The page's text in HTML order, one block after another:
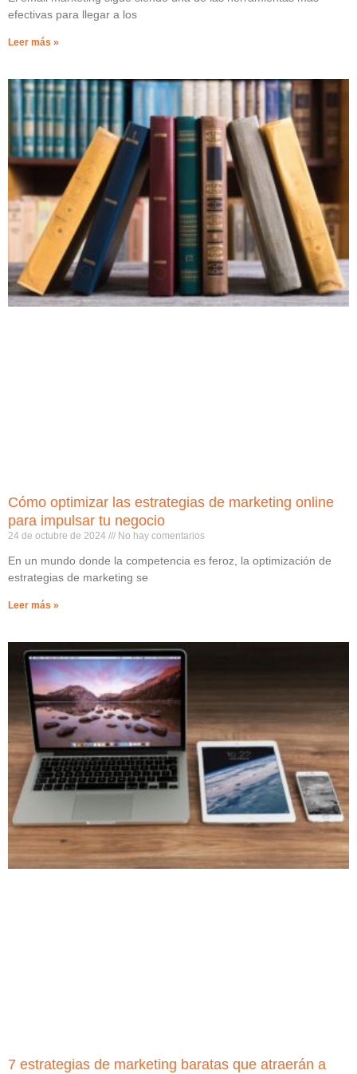
efectivas para llegar a los
Leer más »
Cómo optimizar las estrategias de marketing online
para impulsar tu negocio
24 de octubre de 2024 No hay comentarios
En un mundo donde la competencia es feroz, la optimización de
estrategias de marketing se
Leer más »
7 estrategias de marketing baratas que atraerán a